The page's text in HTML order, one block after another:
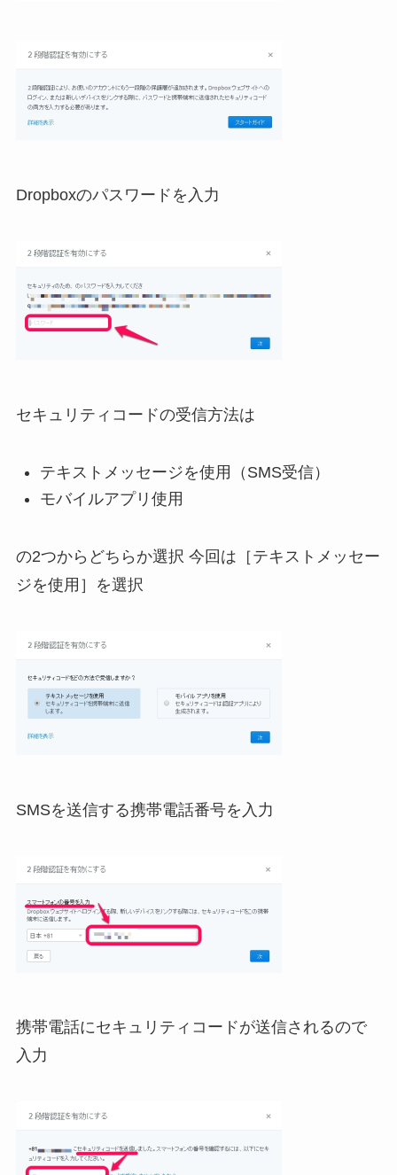
Dropboxのパスワードを入力
セキュリティコードの受信方法は
テキストメッセージを使用（SMS受信）
モバイルアプリ使用
の2つからどちらか選択 今回は［テキストメッセー
ジを使用］を選択
SMSを送信する携帯電話番号を入力
携帯電話にセキュリティコードが送信されるので
入力